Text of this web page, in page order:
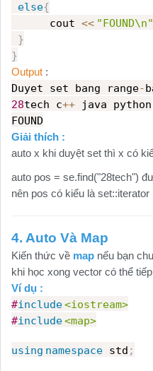
else{
cout << "FOUND\n"
}
}
Output :
Duyet set bang range-
28tech c++ java python
FOUND
Giải thích :
auto x khi duyệt set thì x có
auto pos = se.find("28tech")
nên pos có kiểu là set::iterator
4. Auto Và Map
Kiến thức về map nếu bạn
khi học xong vector có thể
Ví dụ :
#include<iostream>
#include<map>
using namespace std ;